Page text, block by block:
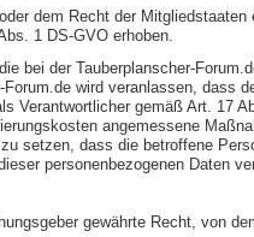
dem Recht der Mitgliedstaaten
1 DS-GVO erhoben.
bei der Tauberplanscher-
wird veranlassen, dass
Verantwortlicher gemäß Art. 17
angemessene
setzen, dass die betroffene
personenbezogenen Daten
gewährte Recht, von